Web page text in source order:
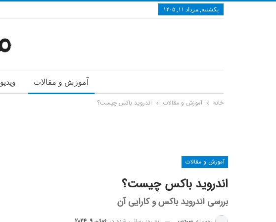
یکشنبه, مرداد ۱۱, ۱۴۰۵
آموزش و مقالات ویدیو
خانه آموزش و مقالات اندروید باکس چیست؟
آموزش و مقالات
اندروید باکس چیست؟
بررسی اندروید باکس و کارایی آن